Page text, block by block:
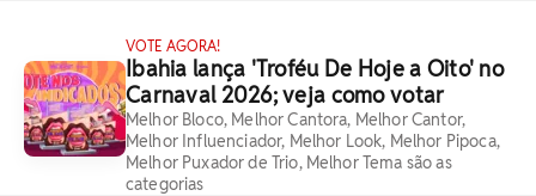
VOTE AGORA!
Ibahia lança 'Troféu De Hoje a Oito' no
Carnaval 2026; veja como votar
Melhor Bloco, Melhor Cantora, Melhor Cantor,
Melhor Influenciador, Melhor Look, Melhor Pipoca,
Melhor Puxador de Trio, Melhor Tema são as
categorias